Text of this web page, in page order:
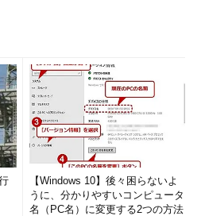
【Windows 10】後々困らないよ
うに、分かりやすいコンピュータ
名（PC名）に変更する2つの方法